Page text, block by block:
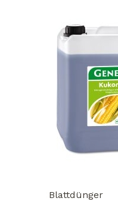
Blattdünger